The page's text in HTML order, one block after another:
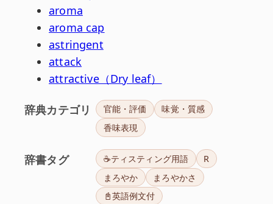
aroma
aroma cap
astringent
attack
attractive（Dry leaf）
辞典カテゴリ 官能・評価
味覚・質感
香味表現
辞書タグ ☕ティスティング用語
R
まろやか
まろやかさ
📓英語例文付